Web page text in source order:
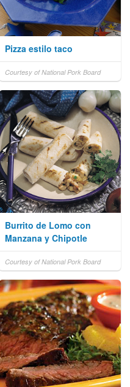
Pizza estilo taco
Courtesy of National Pork Board
Burrito de Lomo con
Manzana y Chipotle
Courtesy of National Pork Board